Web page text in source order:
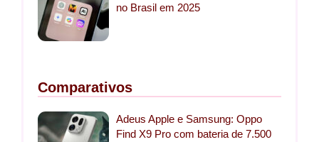
no Brasil em 2025
Comparativos
Adeus Apple e Samsung: Oppo
Find X9 Pro com bateria de 7.500